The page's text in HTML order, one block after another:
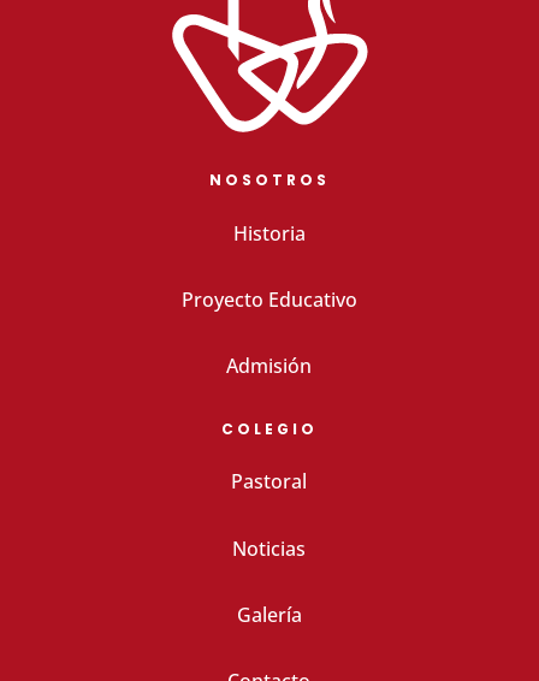
NOSOTROS
Historia
Proyecto Educativo
Admisión
COLEGIO
Pastoral
Noticias
Galería